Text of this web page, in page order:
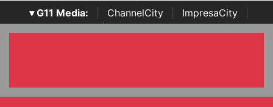
▾ G11 Media: ChannelCity ImpresaCity
SecurityOpenLab | Italian Channel Awards | Italian